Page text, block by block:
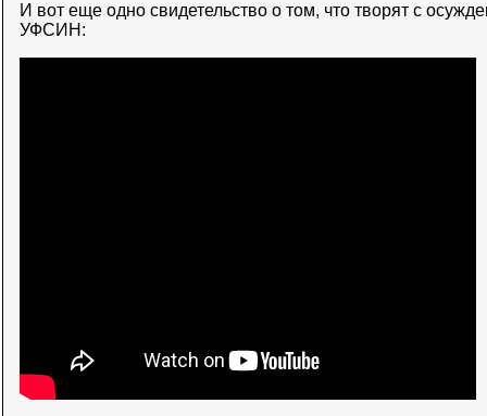
И вот еще одно свидетельство о том, что творят с
УФСИН: